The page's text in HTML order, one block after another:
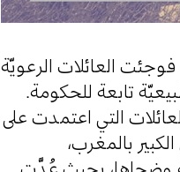
العائلات الرعويّة
تابعة للحكومة.
التي اعتمدت على
بالمغرب،